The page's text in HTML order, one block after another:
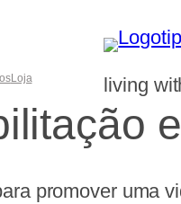
Loja living
promover uma